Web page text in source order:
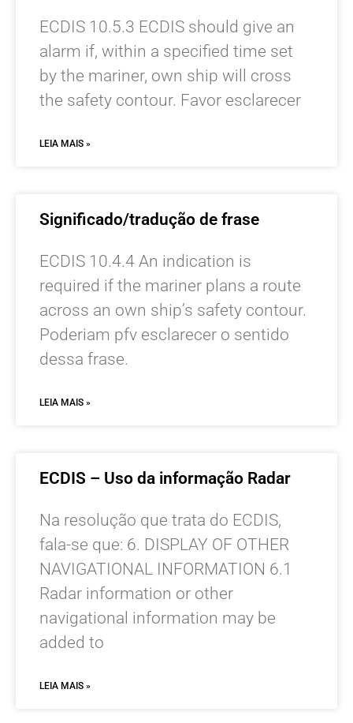
ECDIS 10.5.3 ECDIS should give an
alarm if, within a specified time set
by the mariner, own ship will cross
the safety contour. Favor esclarecer
LEIA MAIS »
Significado/tradução de frase
ECDIS 10.4.4 An indication is
required if the mariner plans a route
across an own ship’s safety contour.
Poderiam pfv esclarecer o sentido
dessa frase.
LEIA MAIS »
ECDIS – Uso da informação Radar
Na resolução que trata do ECDIS,
fala-se que: 6. DISPLAY OF OTHER
NAVIGATIONAL INFORMATION 6.1
Radar information or other
navigational information may be
added to
LEIA MAIS »